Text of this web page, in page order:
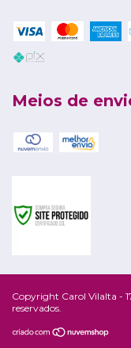
Meios de
Copyright Carol Vilalta -
reservados.